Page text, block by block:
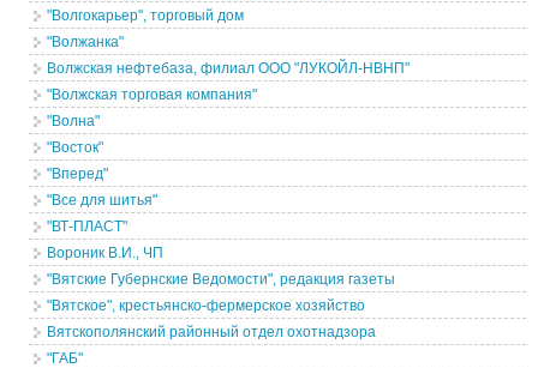
"Волгокарьер", торговый дом
"Волжанка"
Волжская нефтебаза, филиал ООО "ЛУКОЙЛ-НВНП"
"Волжская торговая компания"
"Волна"
"Восток"
"Вперед"
"Все для шитья"
"ВТ-ПЛАСТ"
Вороник В.И., ЧП
"Вятские Губернские Ведомости", редакция газеты
"Вятское", крестьянско-фермерское хозяйство
Вятскополянский районный отдел охотнадзора
"ГАБ"